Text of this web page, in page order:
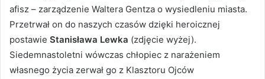
afisz – zarządzenie Waltera Gentza o wysiedleniu miasta.
Przetrwał on do naszych czasów dzięki heroicznej
postawie Stanisława Lewka (zdjęcie wyżej).
Siedemnastoletni wówczas chłopiec z narażeniem
własnego życia zerwał go z Klasztoru Ojców